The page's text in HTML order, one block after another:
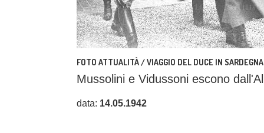
FOTO ATTUALITÀ / VIAGGIO DEL DUCE IN SARDEGNA
Mussolini e Vidussoni escono
data: 14.05.1942